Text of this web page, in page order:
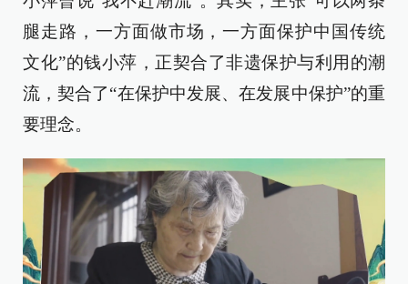
腿走路，一方面做市场，一方面保护中国传统
文化”的钱小萍，正契合了非遗保护与利用的潮
流，契合了“在保护中发展、在发展中保护”的重
要理念。